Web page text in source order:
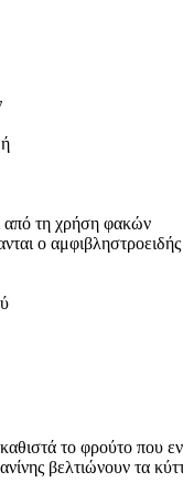
από τη χρήση φακών
ο αμφιβληστροειδής
το φρούτο που
βελτιώνουν τα